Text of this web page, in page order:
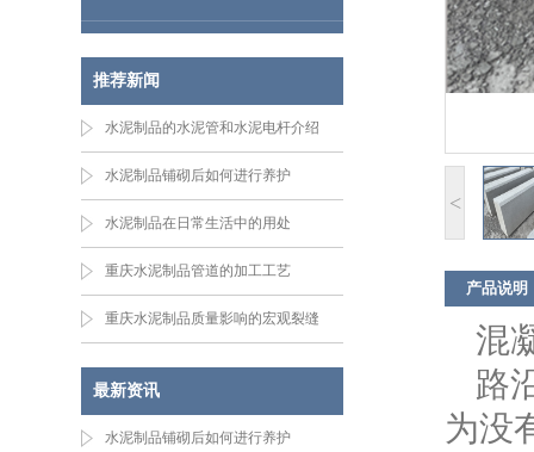
推荐新闻
水泥制品的水泥管和水泥电杆介绍
水泥制品铺砌后如何进行养护
水泥制品在日常生活中的用处
重庆水泥制品管道的加工工艺
重庆水泥制品质量影响的宏观裂缝
最新资讯
水泥制品铺砌后如何进行养护
<
产品说明
混
路
为没